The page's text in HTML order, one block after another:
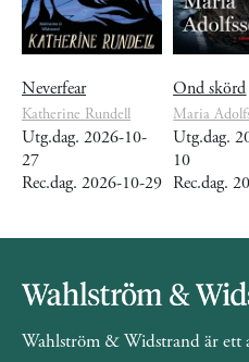
Neverfear
Katherine Rundell
Utg.dag. 2026-10-
27
Rec.dag. 2026-10-29
Ond skörd
Maria
Utg.dag.
10
Rec.dag.
Wahlström & Widstrand är ett